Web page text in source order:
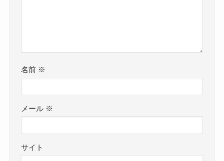
名前 ※
メール ※
サイト